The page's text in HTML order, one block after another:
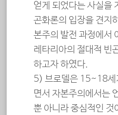
얻게 되었다는 사실을
곤화론의 입장을 견지
본주의 발전 과정에서
레타리아의 절대적 빈
하고자 하였다.
5) 브로델은 15~18세
면서 자본주의에서는
뿐 아니라 중심적인 것